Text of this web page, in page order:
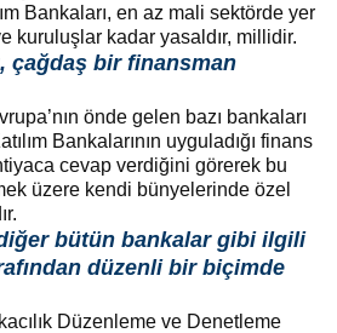
Bankaları, en az mali sektörde yer
kuruluşlar kadar yasaldır, millidir.
çağdaş bir finansman
önde gelen bazı bankaları
Bankalarının uyguladığı finans
cevap verdiğini görerek bu
üzere kendi bünyelerinde özel
diğer bütün bankalar gibi ilgili
düzenli bir biçimde
Düzenleme ve Denetleme